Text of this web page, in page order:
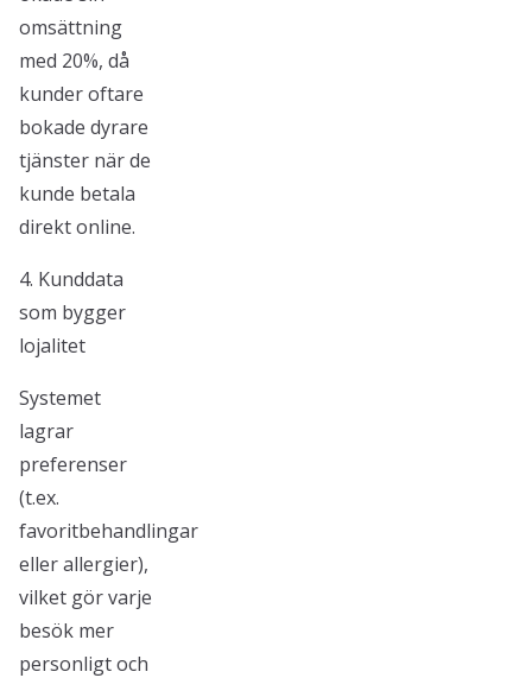
omsättning
med 20%, då
kunder oftare
bokade dyrare
tjänster när de
kunde betala
direkt online.
4. Kunddata
som bygger
lojalitet
Systemet
lagrar
preferenser
(t.ex.
favoritbehandlingar
eller allergier),
vilket gör varje
besök mer
personligt och